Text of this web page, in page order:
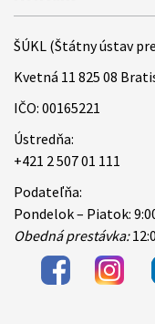
ŠÚKL (Štátny ústav
Kvetná 11 825 08
IČO: 00165221
Ústredňa:
+421 2 507 01 111
Podateľňa:
Pondelok – Piatok:
Obedná prestávka: